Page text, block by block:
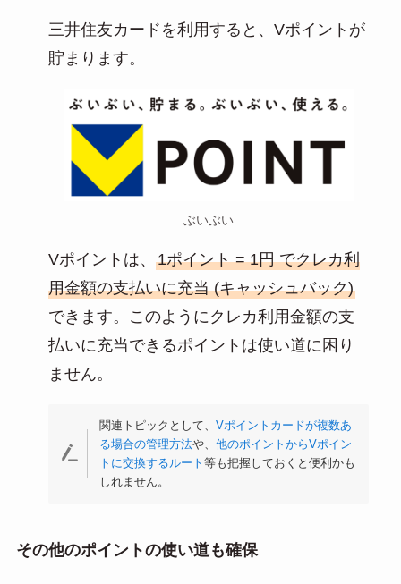
三井住友カードを利用すると、Vポイントが
貯まります。
ぶいぶい
Vポイントは、 1ポイント = 1円 でクレカ利
用金額の支払いに充当 (キャッシュバック)
できます。このようにクレカ利用金額の支
払いに充当できるポイントは使い道に困り
ません。
関連トピックとして、 Vポイントカードが複数あ
る場合の管理方法や、 他のポイントからVポイン
トに交換するルート 等も把握しておくと便利かも
しれません。
その他のポイントの使い道も確保